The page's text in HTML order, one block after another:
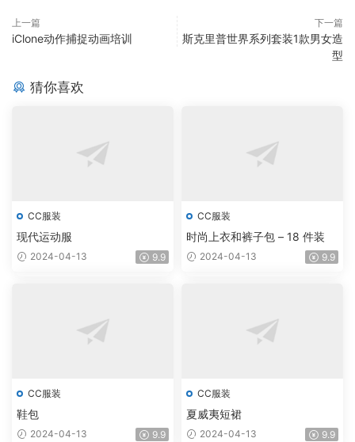
上一篇
iClone动作捕捉动画培训
下一篇
斯克里普世界系列套装1款男女造
型
猜你喜欢
CC服装
现代运动服
2024-04-13 9.9
CC服装
时尚上衣和裤子包 – 18 件装
2024-04-13 9.9
CC服装
鞋包
2024-04-13 9.9
CC服装
夏威夷短裙
2024-04-13 9.9